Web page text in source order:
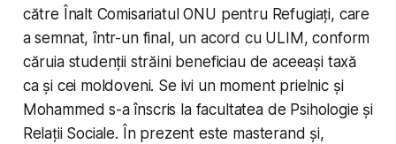
către Înalt Comisariatul ONU pentru Refugiați, care
a semnat, într-un final, un acord cu ULIM, conform
căruia studenții străini beneficiau de aceeași taxă
ca și cei moldoveni. Se ivi un moment prielnic și
Mohammed s-a înscris la facultatea de Psihologie și
Relații Sociale. În prezent este masterand și,